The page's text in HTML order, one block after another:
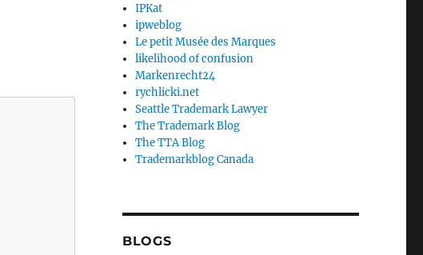
IPKat
ipweblog
Le petit Musée des Marques
likelihood of confusion
Markenrecht24
rychlicki.net
Seattle Trademark Lawyer
The Trademark Blog
The TTA Blog
Trademarkblog Canada
BLOGS